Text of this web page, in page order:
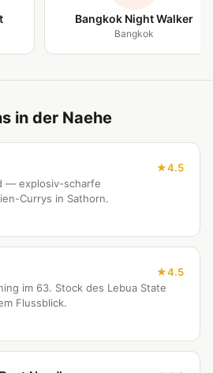
Bangkok Night Walker
Bangkok
in der Naehe
4.5
— explosiv-scharfe
Currys in Sathorn.
4.5
im 63. Stock des Lebua State
Flussblick.